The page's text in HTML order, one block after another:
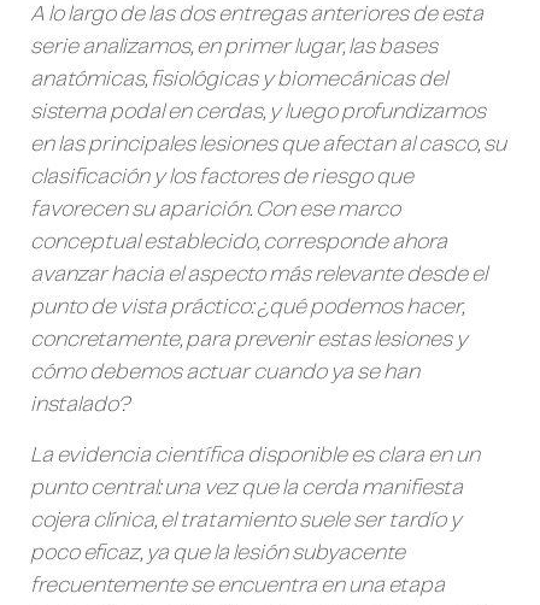
A lo largo de las dos entregas anteriores de esta
serie analizamos, en primer lugar, las bases
anatómicas, fisiológicas y biomecánicas del
sistema podal en cerdas, y luego profundizamos
en las principales lesiones que afectan al casco, su
clasificación y los factores de riesgo que
favorecen su aparición. Con ese marco
conceptual establecido, corresponde ahora
avanzar hacia el aspecto más relevante desde el
punto de vista práctico: ¿qué podemos hacer,
concretamente, para prevenir estas lesiones y
cómo debemos actuar cuando ya se han
instalado?
La evidencia científica disponible es clara en un
punto central: una vez que la cerda manifiesta
cojera clínica, el tratamiento suele ser tardío y
poco eficaz, ya que la lesión subyacente
frecuentemente se encuentra en una etapa